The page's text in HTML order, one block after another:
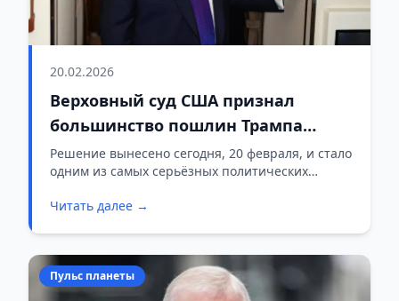
20.02.2026
Верховный суд США признал
большинство пошлин Трампа
незаконными
Решение вынесено сегодня, 20 февраля, и стало
одним из самых серьёзных политических
Читать далее →
Пульс планеты